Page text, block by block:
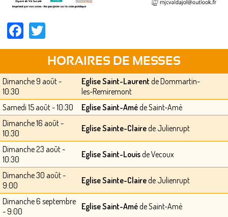
Facebook
HORAIRES DE MESSES
Dimanche 9 août -
10:30
Eglise Saint-Laurent de Dommartin-
les-Remiremont
Samedi 15 août - 10:30
Eglise Saint-Améde Saint-Amé
Dimanche 16 août -
10:30
Eglise Sainte-Clairede Julienrupt
Dimanche 23 août -
10:30
Eglise Saint-Louisde Vecoux
Dimanche 30 août -
9:00
Eglise Sainte-Clairede Julienrupt
Dimanche 6 septembre
- 9:00
Eglise Saint-Améde Saint-Amé